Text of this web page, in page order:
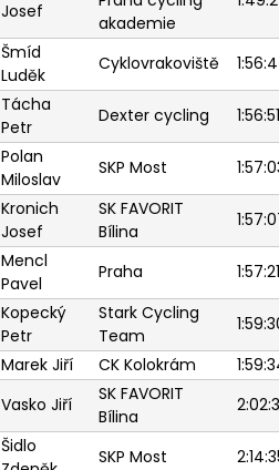
Josef
akademie
Šmíd
Luděk
Cyklovrakoviště
Tácha
Petr
Dexter cycling 1:56:51
Polan
Miloslav
SKP Most
Kronich
Josef
SK FAVORIT
Bílina
Mencl
Pavel
Praha 1:57:21
Kopecký
Petr
Stark Cycling
Team
Marek Jiří CK Kolokrám
Vasko Jiří
SK FAVORIT
Bílina
Šidlo
SKP Most